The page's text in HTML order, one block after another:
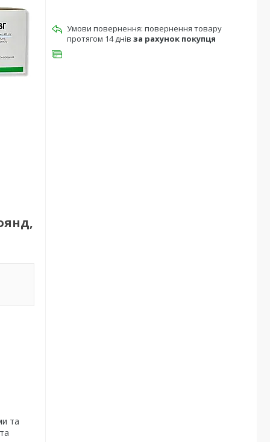
та
повернення товару
протягом 14 днів за рахунок покупця